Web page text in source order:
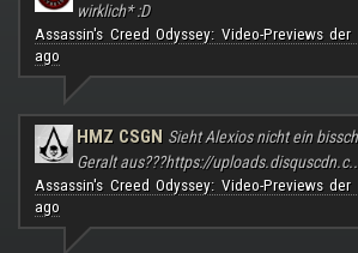
wirklich* :D
Assassin's Creed Odyssey: Video-Previews der
ago
HMZ CSGN Sieht Alexios nicht ein
Geralt aus???https://
Assassin's Creed Odyssey: Video-Previews der
ago